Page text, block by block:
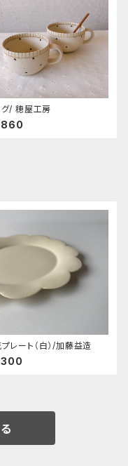
/ 穂屋工房
レート（白）/加藤益造